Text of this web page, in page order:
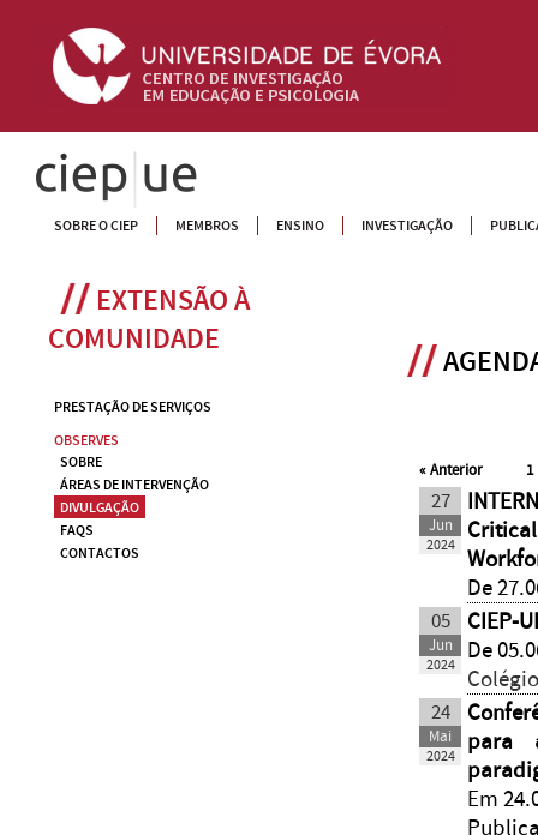
CIEP
SOBRE O CIEP MEMBROS ENSINO INVESTIGAÇÃO
EXTENSÃO À
COMUNIDADE
PRESTAÇÃO DE SERVIÇOS
OBSERVES
SOBRE
ÁREAS DE INTERVENÇÃO
DIVULGAÇÃO
FAQS
CONTACTOS
«Anterior 1
27
Jun
2024
De
05
Jun
2024
CIEP-
De
24
Mai
2024
para
Em